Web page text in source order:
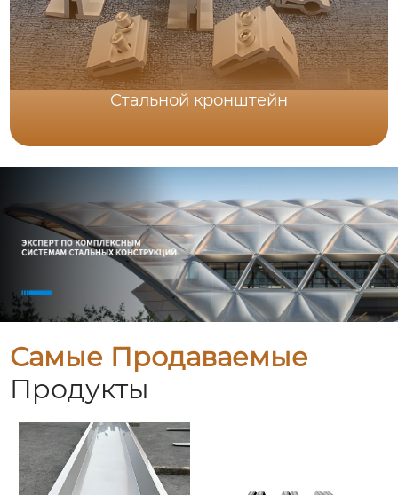
Стальной кронштейн
Самые Продаваемые
Продукты